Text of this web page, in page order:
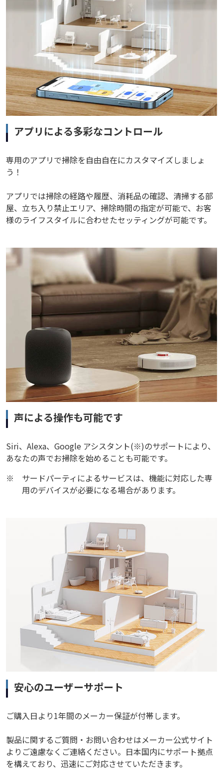
アプリによる多彩なコントロール
専用のアプリで掃除を自由自在にカスタマイズしましょ
う！
アプリでは掃除の経路や履歴、消耗品の確認、清掃する部
屋、立ち入り禁止エリア、掃除時間の指定が可能で、お客
様のライフスタイルに合わせたセッティングが可能です。
声による操作も可能です
Siri、Alexa、Google アシスタント(※)のサポートにより、
あなたの声でお掃除を始めることも可能です。
※
サードパーティによるサービスは、機能に対応した専
用のデバイスが必要になる場合があります。
安心のユーザーサポート
ご購入日より1年間のメーカー保証が付帯します。
製品に関するご質問・お問い合わせはメーカー公式サイト
よりご遠慮なくご連絡ください。日本国内にサポート拠点
を構えており、迅速にご対応させていただきます。